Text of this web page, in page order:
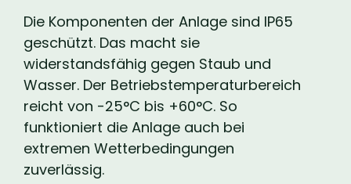
Die Komponenten der Anlage sind IP65
geschützt. Das macht sie
widerstandsfähig gegen Staub und
Wasser. Der Betriebstemperaturbereich
reicht von -25°C bis +60°C. So
funktioniert die Anlage auch bei
extremen Wetterbedingungen
zuverlässig.